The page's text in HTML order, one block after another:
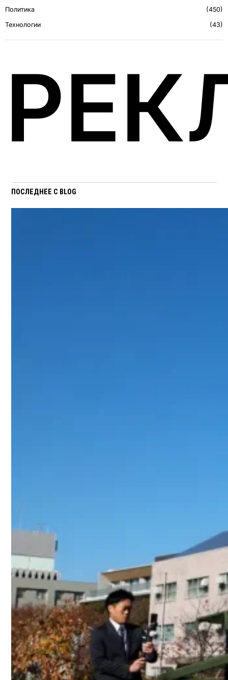
Политика
450
Технологии
43
ПОСЛЕДНЕЕ С BLOG